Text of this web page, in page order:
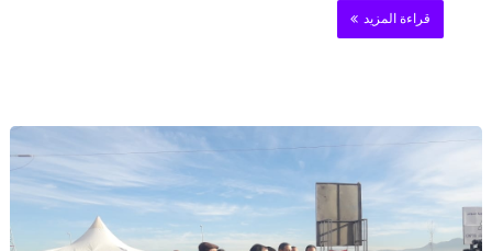
قراءة المزيد